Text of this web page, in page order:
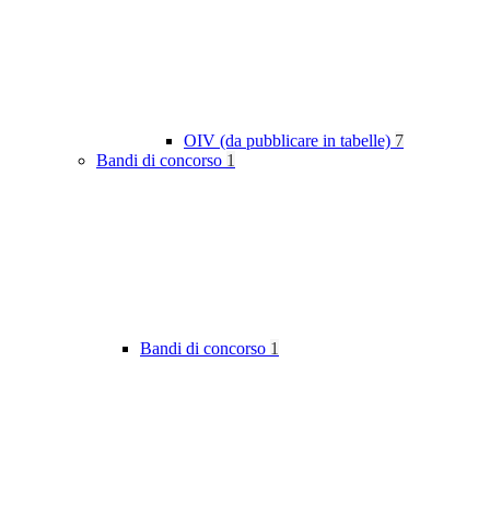
OIV (da pubblicare in tabelle) 7
Bandi di concorso 1
Bandi di concorso 1